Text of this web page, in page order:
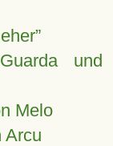
und
Melo
Arcu